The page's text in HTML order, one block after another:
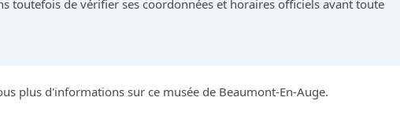
toutefois de vérifier ses coordonnées et horaires officiels avant toute
plus d'informations sur ce musée de Beaumont-En-Auge.